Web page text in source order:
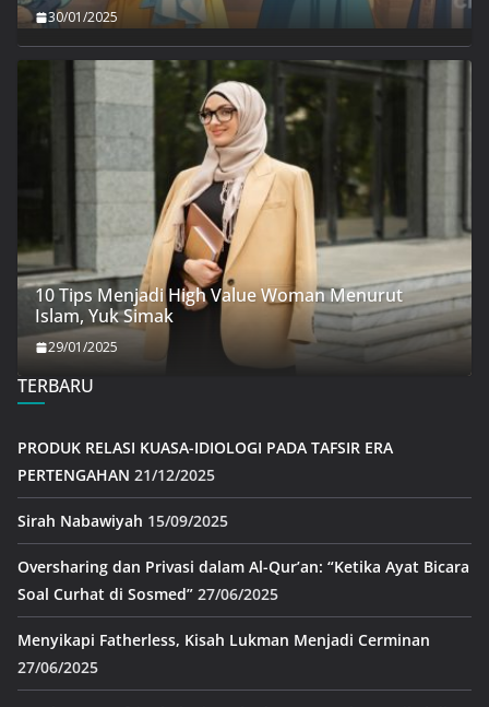
30/01/2025
10 Tips Menjadi High Value Woman Menurut
Islam, Yuk Simak
29/01/2025
TERBARU
PRODUK RELASI KUASA-IDIOLOGI PADA TAFSIR ERA
PERTENGAHAN 21/12/2025
Sirah Nabawiyah 15/09/2025
Oversharing dan Privasi dalam Al-Qur’an: “Ketika Ayat Bicara
Soal Curhat di Sosmed” 27/06/2025
Menyikapi Fatherless, Kisah Lukman Menjadi Cerminan
27/06/2025